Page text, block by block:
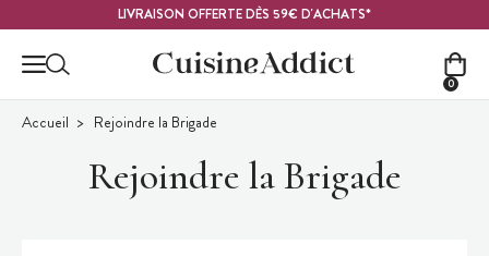
LIVRAISON OFFERTE DÈS 59€ D'ACHATS*
0
Accueil Rejoindre la Brigade
Rejoindre la Brigade